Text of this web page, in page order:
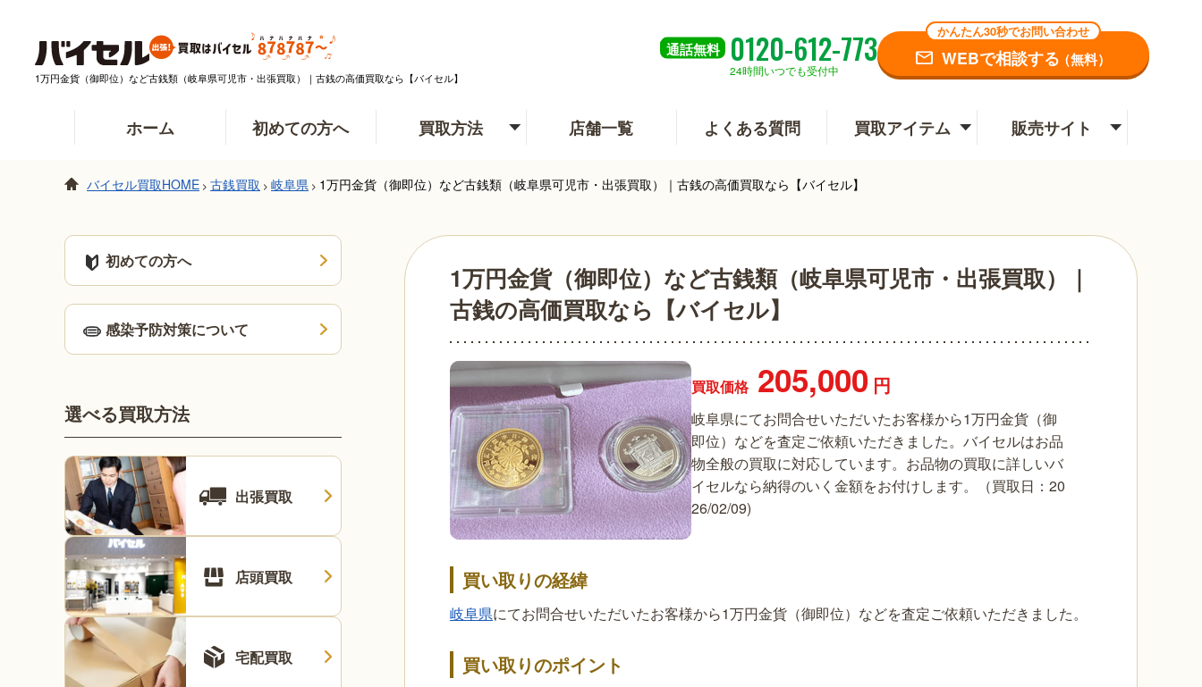
1万円金貨（御即位）など古銭類（岐阜県可児市・出張買取）｜古銭の高価買取なら【バイセル】
通話無料 0120-612-773
24時間いつでも受付中
かんたん30秒でお問い合わせ
WEBで相談する（無料）
ホーム 初めての方へ 買取方法 店舗一覧 よくある質問 買取アイテム 販売サイト
バイセル買取HOME > 古銭買取 > 岐阜県 > 1万円金貨（御即位）など古銭類（岐阜県可児市・出張買取）｜古銭の高価買取なら【バイセル】
1万円金貨（御即位）など古銭類（岐阜県可児市・出張買取）｜
古銭の高価買取なら【バイセル】
買取価格 205,000 円
岐阜県にてお問合せいただいたお客様から1万円金貨（御
即位）などを査定ご依頼いただきました。バイセルはお品
物全般の買取に対応しています。お品物の買取に詳しいバ
イセルなら納得のいく金額をお付けします。（買取日：20
26/02/09)
買い取りの経緯
岐阜県にてお問合せいただいたお客様から1万円金貨（御即位）などを査定ご依頼いただきました。
買い取りのポイント
初めての方へ
感染予防対策について
選べる買取方法
出張買取
店頭買取
宅配買取